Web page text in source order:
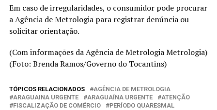
Em caso de irregularidades, o consumidor pode procurar
a Agência de Metrologia para registrar denúncia ou
solicitar orientação.
(Com informações da Agência de Metrologia Metrologia)
(Foto: Brenda Ramos/Governo do Tocantins)
TÓPICOS RELACIONADOS
AGÊNCIA DE METROLOGIA
ARAGUAINA URGENTE
ARAGUAÍNA URGENTE
ATENÇÃO
FISCALIZAÇÃO DE COMÉRCIO
PERÍODO QUARESMAL